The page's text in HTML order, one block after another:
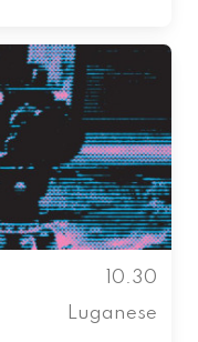
10.30
Luganese